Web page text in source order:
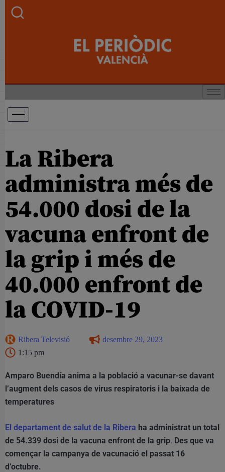
La Ribera
administra més de
54.000 dosi de la
vacuna enfront de
la grip i més de
40.000 enfront de
la COVID-19
Ribera Televisió
desembre 29, 2023
1:15 pm
Amparo Buendía anima a la població a vacunar-se davant
l’augment dels casos de virus respiratoris i la baixada de
temperatures
El departament de salut de la Ribera ha administrat un total
de 54.339 dosi de la vacuna enfront de la grip. Des que va
començar la campanya de vacunació el passat 16
d’octubre.